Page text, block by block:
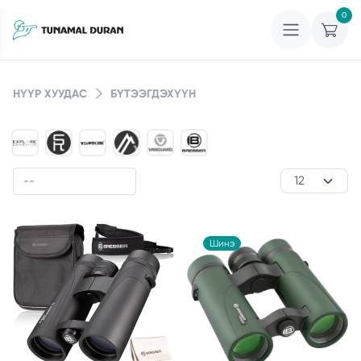
0
НҮҮР ХУУДАС БҮТЭЭГДЭХҮҮН
Шинэ